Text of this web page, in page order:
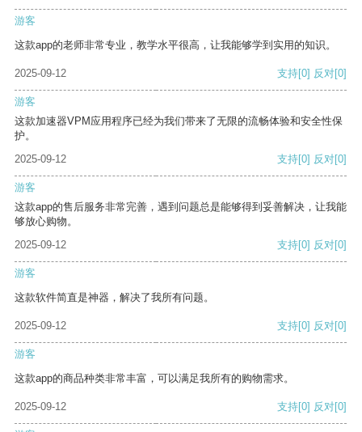
游客
这款app的老师非常专业，教学水平很高，让我能够学到实用的知识。
2025-09-12 支持[0] 反对[0]
游客
这款加速器VPM应用程序已经为我们带来了无限的流畅体验和安全性保
护。
2025-09-12
支持[0] 反对[0]
游客
这款app的售后服务非常完善，遇到问题总是能够得到妥善解决，让我能
够放心购物。
2025-09-12
支持[0] 反对[0]
游客
这款软件简直是神器，解决了我所有问题。
2025-09-12 支持[0] 反对[0]
游客
这款app的商品种类非常丰富，可以满足我所有的购物需求。
2025-09-12 支持[0] 反对[0]